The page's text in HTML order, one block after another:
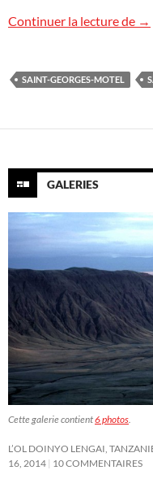
Continuer la lecture de →
SAINT-GEORGES-MOTEL
GALERIES
Cette galerie contient6 photos
L’OL DOINYO LENGAI,
16, 2014 10 COMMENTAIRES